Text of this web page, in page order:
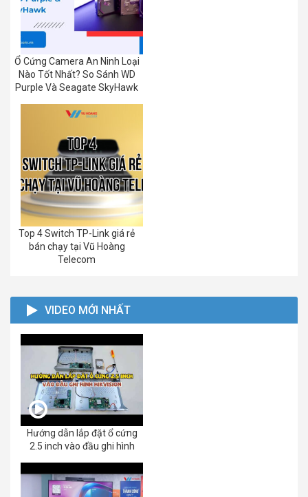
Ổ Cứng Camera An Ninh Loại
Nào Tốt Nhất? So Sánh WD
Purple Và Seagate SkyHawk
Top 4 Switch TP-Link giá rẻ
bán chạy tại Vũ Hoàng
Telecom
VIDEO MỚI NHẤT
Hướng dẫn lắp đặt ổ cứng
2.5 inch vào đầu ghi hình